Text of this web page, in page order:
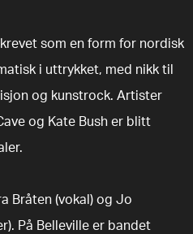
som en form for nordisk
i uttrykket, med nikk til
og kunstrock. Artister
og Kate Bush er blitt
Bråten (vokal) og Jo
På Belleville er bandet